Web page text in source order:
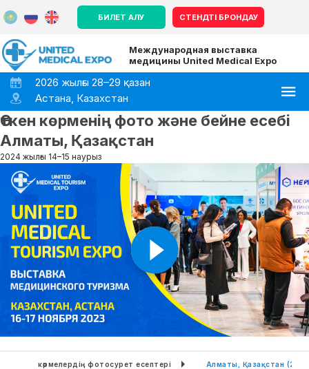
БИЛЕТ АЛУ СТЕНДТІ БРОНДАУ
Международная выставка
медицины United Medical Expo
2026 жылғы 28–29 қазан
Астана, Казахстан
Өткен көрменің фото және бейне есебі
Алматы, Қазақстан
2024 жылғы 14–15 наурыз
Өткен көрмелердің фотосурет есептері Алматы, Қазақстан